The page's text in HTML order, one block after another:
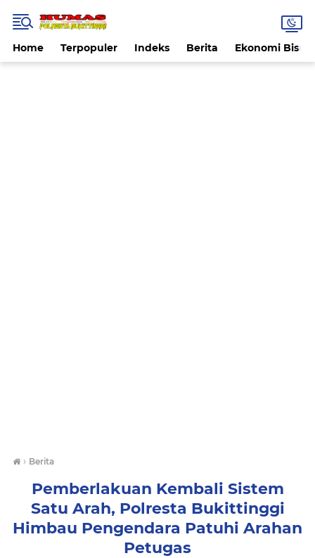
Home Terpopuler Indeks Berita Ekonomi Bisnis
› Berita
Pemberlakuan Kembali Sistem
Satu Arah, Polresta Bukittinggi
Himbau Pengendara Patuhi Arahan
Petugas